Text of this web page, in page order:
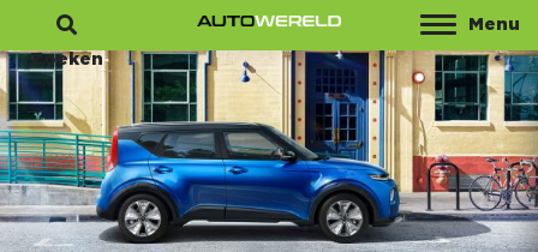
Menu
Zoeken